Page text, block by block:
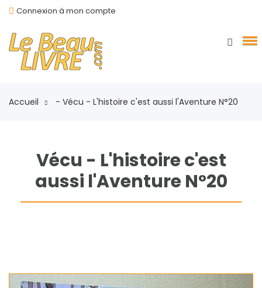
Connexion à mon compte
Accueil - Vécu - L'histoire c'est aussi l'Aventure N°20
Vécu - L'histoire c'est
aussi l'Aventure N°20